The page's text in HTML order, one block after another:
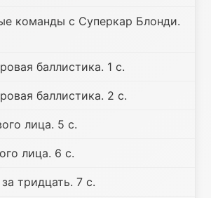
команды с Суперкар Блонди.
баллистика. 1 с.
баллистика. 2 с.
лица. 5 с.
лица. 6 с.
тридцать. 7 с.